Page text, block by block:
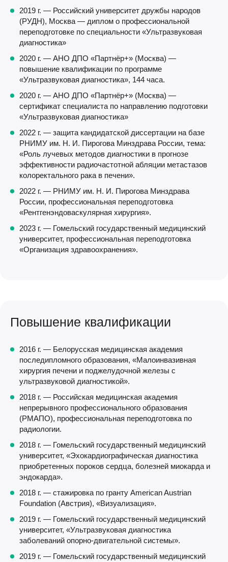
2019 г. — Российский университет дружбы народов
(РУДН), Москва — диплом о профессиональной
переподготовке по специальности «Ультразвуковая
диагностика»
2020 г. — АНО ДПО «Партнёр+» (Москва) —
повышение квалификации по программе
«Ультразвуковая диагностика», 144 часа.
2020 г. — АНО ДПО «Партнёр+» (Москва) —
сертификат специалиста по направлению подготовки
«Ультразвуковая диагностика»
2022 г. — защита кандидатской диссертации на базе
РНИМУ им. Н. И. Пирогова Минздрава России, тема:
«Роль лучевых методов диагностики в прогнозе
эффективности радиочастотной абляции метастазов
колоректального рака в печени».
2022 г. — РНИМУ им. Н. И. Пирогова Минздрава
России, профессиональная переподготовка
«Рентгенэндоваскулярная хирургия».
2023 г. — Гомельский государственный медицинский
университет, профессиональная переподготовка
«Организация здравоохранения».
Повышение квалификации
2016 г. — Белорусская медицинская академия
последипломного образования, «Малоинвазивная
хирургия печени и поджелудочной железы с
ультразвуковой диагностикой».
2018 г. — Российская медицинская академия
непрерывного профессионального образования
(РМАПО), профессиональная переподготовка по
радиологии.
2018 г. — Гомельский государственный медицинский
университет, «Эхокардиографическая диагностика
приобретенных пороков сердца, болезней миокарда и
эндокарда».
2018 г. — стажировка по гранту American Austrian
Foundation (Австрия), «Визуализация».
2019 г. — Гомельский государственный медицинский
университет, «Ультразвуковая диагностика
заболеваний опорно-двигательной системы».
2019 г. — Гомельский государственный медицинский